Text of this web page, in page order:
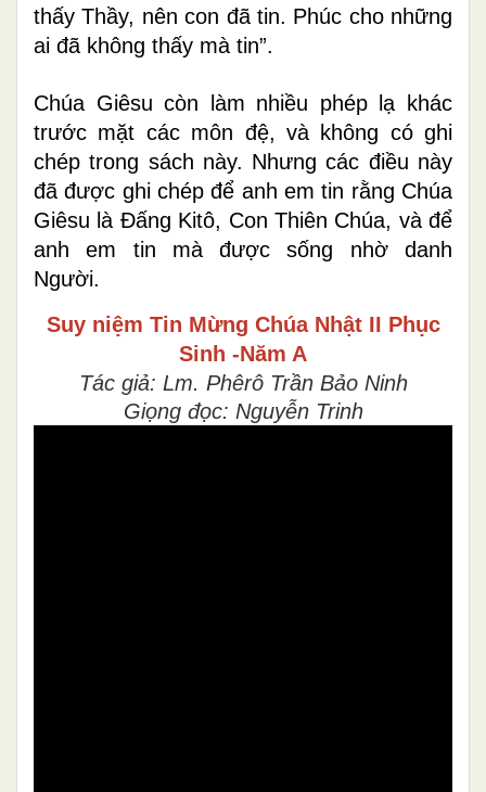
thấy Thầy, nên con đã tin. Phúc cho những
ai đã không thấy mà tin”.
Chúa Giêsu còn làm nhiều phép lạ khác
trước mặt các môn đệ, và không có ghi
chép trong sách này. Nhưng các điều này
đã được ghi chép để anh em tin rằng Chúa
Giêsu là Ðấng Kitô, Con Thiên Chúa, và để
anh em tin mà được sống nhờ danh
Người.
Suy niệm Tin Mừng Chúa Nhật II Phục
Sinh -Năm A
Tác giả: Lm. Phêrô Trần Bảo Ninh
Giọng đọc: Nguyễn Trinh